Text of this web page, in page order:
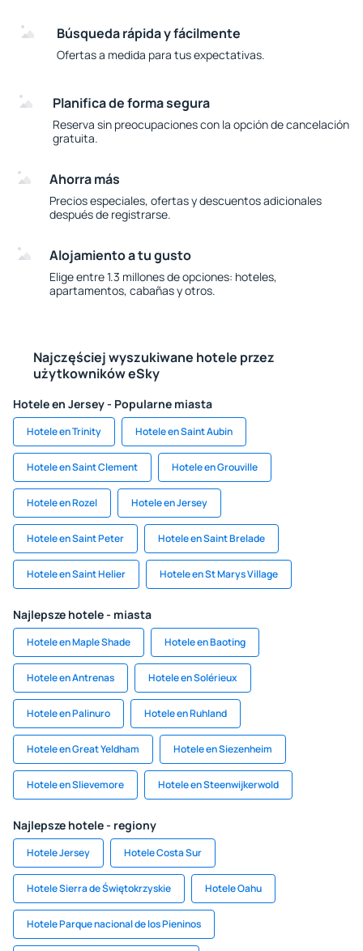
Búsqueda rápida y fácilmente
Ofertas a medida para tus expectativas.
Planifica de forma segura
Reserva sin preocupaciones con la opción de cancelación
gratuita.
Ahorra más
Precios especiales, ofertas y descuentos adicionales
después de registrarse.
Alojamiento a tu gusto
Elige entre 1.3 millones de opciones: hoteles,
apartamentos, cabañas y otros.
Najczęściej wyszukiwane hotele przez
użytkowników eSky
Hotele en Jersey - Popularne miasta
Hotele en Trinity Hotele en Saint Aubin
Hotele en Saint Clement Hotele en Grouville
Hotele en Rozel Hotele en Jersey
Hotele en Saint Peter Hotele en Saint Brelade
Hotele en Saint Helier Hotele en St Marys Village
Najlepsze hotele - miasta
Hotele en Maple Shade Hotele en Baoting
Hotele en Antrenas Hotele en Solérieux
Hotele en Palinuro Hotele en Ruhland
Hotele en Great Yeldham Hotele en Siezenheim
Hotele en Slievemore Hotele en Steenwijkerwold
Najlepsze hotele - regiony
Hotele Jersey Hotele Costa Sur
Hotele Sierra de Świętokrzyskie Hotele Oahu
Hotele Parque nacional de los Pieninos